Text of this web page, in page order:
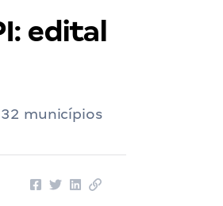
edital
municípios